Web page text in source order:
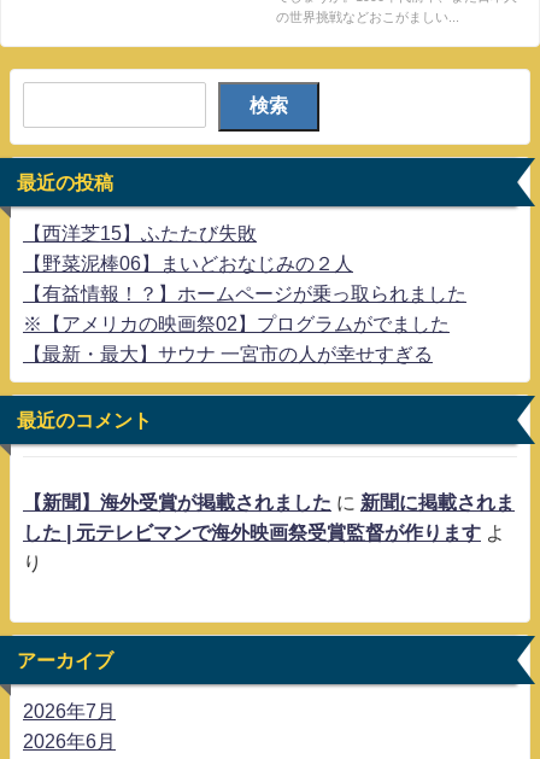
の世界挑戦などおこがましい...
検索
最近の投稿
【西洋芝15】ふたたび失敗
【野菜泥棒06】まいどおなじみの２人
【有益情報！？】ホームページが乗っ取られました
※【アメリカの映画祭02】プログラムがでました
【最新・最大】サウナ 一宮市の人が幸せすぎる
最近のコメント
【新聞】海外受賞が掲載されました に 新聞に掲載されま
した | 元テレビマンで海外映画祭受賞監督が作ります よ
り
アーカイブ
2026年7月
2026年6月